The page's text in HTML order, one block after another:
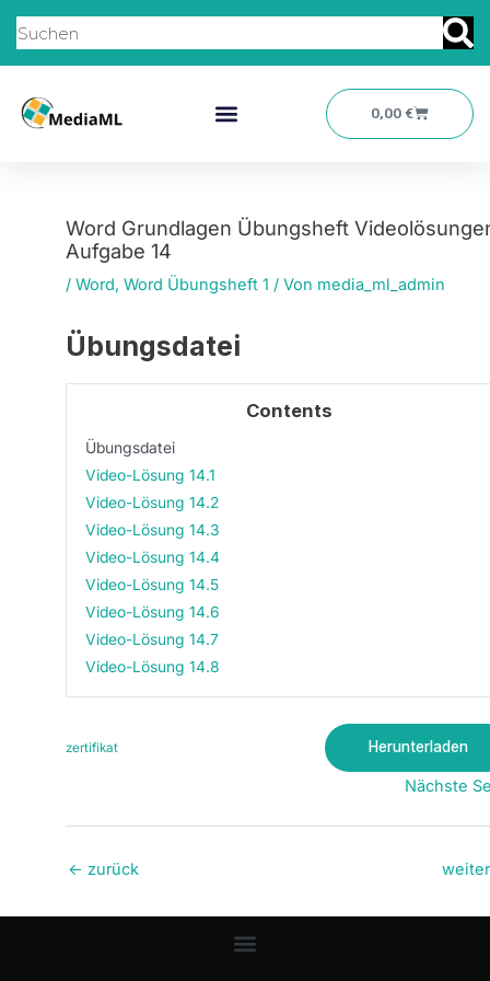
Zum
Inhalt
springen
Suche
0,00€Warenkorb
Word Grundlagen Übungsheft
Aufgabe 14
/ Word, Word Übungsheft 1 / Von media_ml_admin
Übungsdatei
Contents
Übungsdatei
Video-Lösung 14.1
Video-Lösung 14.2
Video-Lösung 14.3
Video-Lösung 14.4
Video-Lösung 14.5
Video-Lösung 14.6
Video-Lösung 14.7
Video-Lösung 14.8
zertifikat Herunterladen
Nächste
← zurück